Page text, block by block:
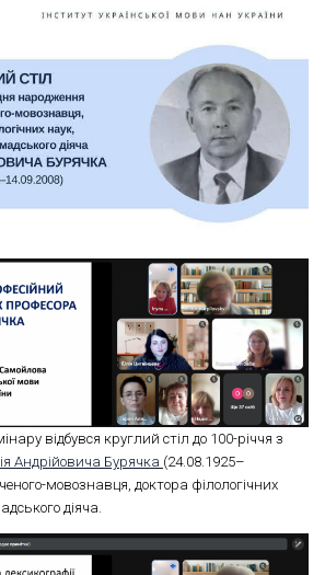
відбувся круглий стіл до 100-річчя з
Андрійовича Бурячка (24.08.1925–
мовознавця, доктора філологічних
діяча.